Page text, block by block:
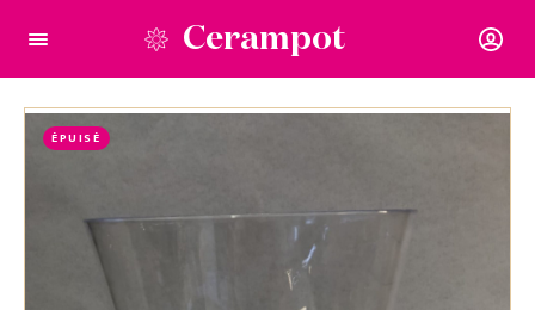
Cerampot
ÉPUISÉ